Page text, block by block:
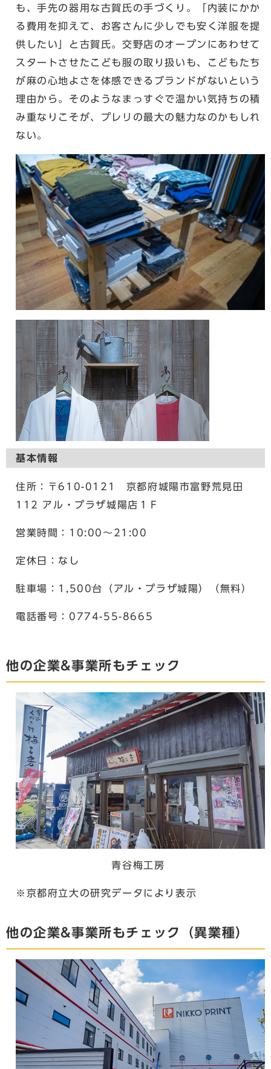
も、手先の器用な古賀氏の手づくり。「内装にかか
る費用を抑えて、お客さんに少しでも安く洋服を提
供したい」と古賀氏。交野店のオープンにあわせて
スタートさせたこども服の取り扱いも、こどもたち
が麻の心地よさを体感できるブランドがないという
理由から。そのようなまっすぐで温かい気持ちの積
み重なりこそが、プレリの最大の魅力なのかもしれ
ない。
基本情報
住所：〒610-0121 京都府城陽市富野荒見田
112 アル・プラザ城陽店１Ｆ
営業時間：10:00〜21:00
定休日：なし
駐車場：1,500台（アル・プラザ城陽）（無料）
電話番号：0774-55-8665
他の企業&事業所もチェック
青谷梅工房
※京都府立大の研究データにより表示
他の企業&事業所もチェック（異業種）